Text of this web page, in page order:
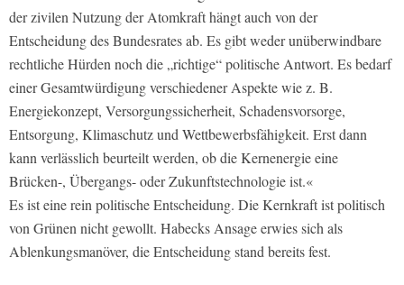
der zivilen Nutzung der Atomkraft hängt auch von der
Entscheidung des Bundesrates ab. Es gibt weder unüberwindbare
rechtliche Hürden noch die „richtige“ politische Antwort. Es bedarf
einer Gesamtwürdigung verschiedener Aspekte wie z. B.
Energiekonzept, Versorgungssicherheit, Schadensvorsorge,
Entsorgung, Klimaschutz und Wettbewerbsfähigkeit. Erst dann
kann verlässlich beurteilt werden, ob die Kernenergie eine
Brücken-, Übergangs- oder Zukunftstechnologie ist.«
Es ist eine rein politische Entscheidung. Die Kernkraft ist politisch
von Grünen nicht gewollt. Habecks Ansage erwies sich als
Ablenkungsmanöver, die Entscheidung stand bereits fest.